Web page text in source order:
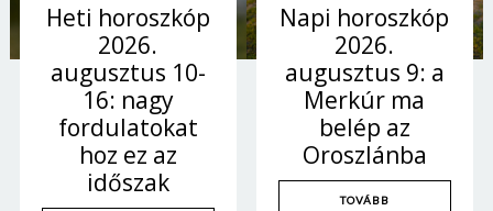
Heti horoszkóp
2026.
augusztus 10-
16: nagy
fordulatokat
hoz ez az
időszak
Napi horoszkóp
2026.
augusztus 9: a
Merkúr ma
belép az
Oroszlánba
TOVÁBB